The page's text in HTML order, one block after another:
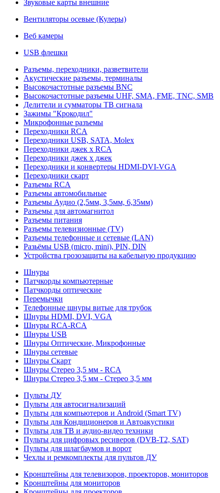
Звуковые карты внешние
Вентиляторы осевые (Кулеры)
Веб камеры
USB флешки
Разъемы, переходники, разветвители
Акустические разъемы, терминалы
Высокочастотные разъемы BNC
Высокочастотные разъемы UHF, SMA, FME, TNC, SMB
Делители и сумматоры ТВ сигнала
Зажимы "Крокодил"
Микрофонные разъемы
Переходники RCA
Переходники USB, SATA, Molex
Переходники джек х RCA
Переходники джек х джек
Переходники и конвертеры HDMI-DVI-VGA
Переходники скарт
Разъемы RCA
Разъемы автомобильные
Разъемы Аудио (2,5мм, 3,5мм, 6,35мм)
Разъемы для автомагнитол
Разъемы питания
Разъемы телевизионные (TV)
Разъемы телефонные и сетевые (LAN)
Разьёмы USB (micro, mini), PIN, DIN
Устройства грозозащиты на кабельную продукцию
Шнуры
Патчкорды компьютерные
Патчкорды оптические
Перемычки
Телефонные шнуры витые для трубок
Шнуры HDMI, DVI, VGA
Шнуры RCA-RCA
Шнуры USB
Шнуры Оптические, Микрофонные
Шнуры сетевые
Шнуры Скарт
Шнуры Стерео 3,5 мм - RCA
Шнуры Стерео 3,5 мм - Стерео 3,5 мм
Пульты ДУ
Пульты для автосигнализаций
Пульты для компьютеров и Android (Smart TV)
Пульты для Кондиционеров и Автоакустики
Пульты для ТВ и аудио-видео техники
Пульты для цифровых ресиверов (DVB-T2, SAT)
Пульты для шлагбаумов и ворот
Чехлы и ремкомплекты для пультов ДУ
Кронштейны для телевизоров, проекторов, мониторов
Кронштейны для мониторов